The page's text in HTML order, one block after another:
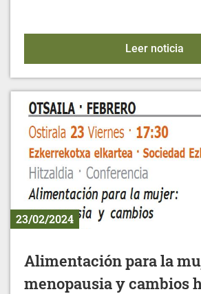
Leer noticia
23/02/2024
Alimentación para la
menopausia y cambios